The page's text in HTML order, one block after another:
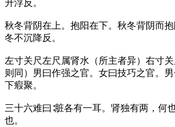
升浮反。
秋冬背阴在上。抱阳在下。秋冬背阴而
冬不沉降反。
左寸关尺左尺属肾水（所主者异）右寸
则同）男曰作强之官。女曰技巧之官。
下瘕聚。
三十六难曰∶脏各有一耳。肾独有两，何
也。